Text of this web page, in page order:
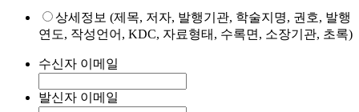
상세정보 (제목, 저자, 발행기관, 학술지명, 권호, 발행
연도, 작성언어, KDC, 자료형태, 수록면, 소장기관, 초록)
수신자 이메일
발신자 이메일